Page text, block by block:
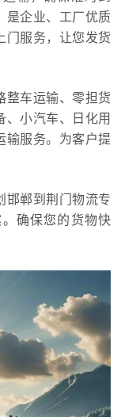
是企业、工厂优质
门服务，让您发货
整车运输、零担货
、小汽车、日化用
输服务。为客户提
邯郸到荆门物流专
确保您的货物快